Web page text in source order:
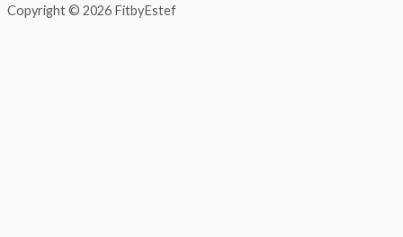
Copyright © 2026 FitbyEstef